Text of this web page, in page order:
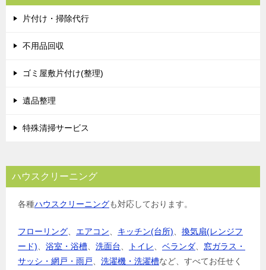
片付け・掃除代行
不用品回収
ゴミ屋敷片付け(整理)
遺品整理
特殊清掃サービス
ハウスクリーニング
各種ハウスクリーニングも対応しております。
フローリング エアコン キッチン(台所)
換気扇(レンジフ
ード)
浴室・浴槽 洗面台 トイレ ベランダ
窓ガラス・
サッシ・網戸・雨戸
洗濯機・洗濯槽など、すべてお任せく